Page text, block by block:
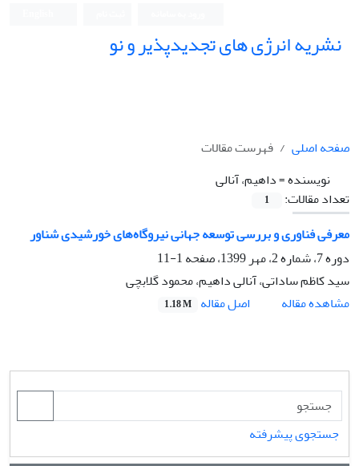
نشریه انرژی های تجدیدپذیر و نو
صفحه اصلی
فهرست مقالات
نویسنده =داهیم، آنالی
تعداد مقالات:
1
معرفی فناوری و بررسی توسعه جهانی نیروگاه‌های خورشیدی شناور
دوره 7، شماره 2، مهر 1399، صفحه
1-11
سید کاظم ساداتی، آنالی داهیم، محمود گلابچی
مشاهده مقاله
اصل مقاله 1.18 M
جستجوی پیشرفته